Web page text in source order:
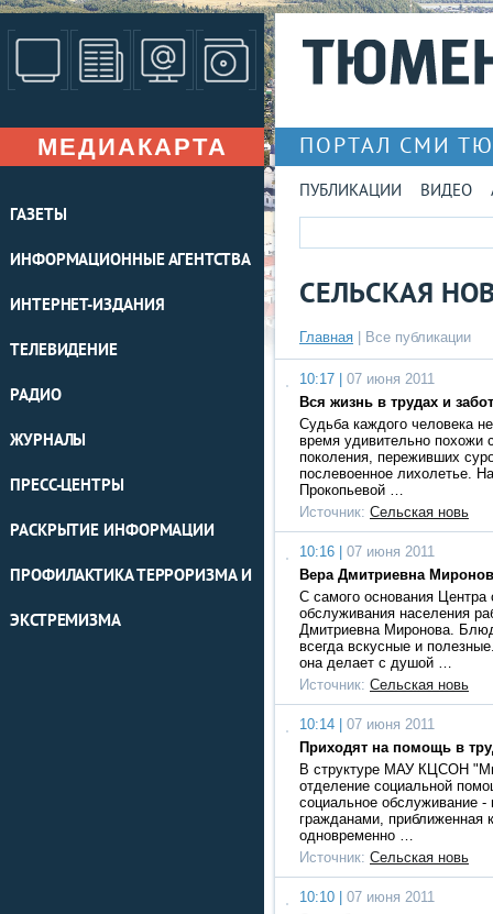
МЕДИАКАРТА
ГАЗЕТЫ
ИНФОРМАЦИОННЫЕ АГЕНТСТВА
ИНТЕРНЕТ-ИЗДАНИЯ
ТЕЛЕВИДЕНИЕ
РАДИО
ЖУРНАЛЫ
ПРЕСС-ЦЕНТРЫ
РАСКРЫТИЕ ИНФОРМАЦИИ
ПРОФИЛАКТИКА ТЕРРОРИЗМА И
ЭКСТРЕМИЗМА
ПОРТАЛ СМИ
ПУБЛИКАЦИИ ВИДЕО
СЕЛЬСКАЯ
Главная Все публикации
10:17 |
07 июня 2011
Вся жизнь в трудах и
Судьба каждого человека
время удивительно похожи
поколения, переживших
послевоенное лихолетье.
Прокопьевой …
Источник: Сельская новь
10:16 |
07 июня 2011
Вера Дмитриевна
С самого основания Центра
обслуживания населения
Дмитриевна Миронова.
всегда вскусные и
она делает с душой …
Источник: Сельская новь
10:14 |
07 июня 2011
Приходят на помощь в
В структуре МАУ КЦСОН
отделение социальной
социальное обслуживание -
гражданами, приближенная
одновременно …
Источник: Сельская новь
10:10 |
07 июня 2011